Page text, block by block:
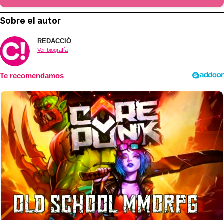
Sobre el autor
REDACCIÓ
Ver biografía